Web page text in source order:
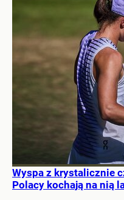
Wyspa z krystalicznie
Polacy kochają na nią